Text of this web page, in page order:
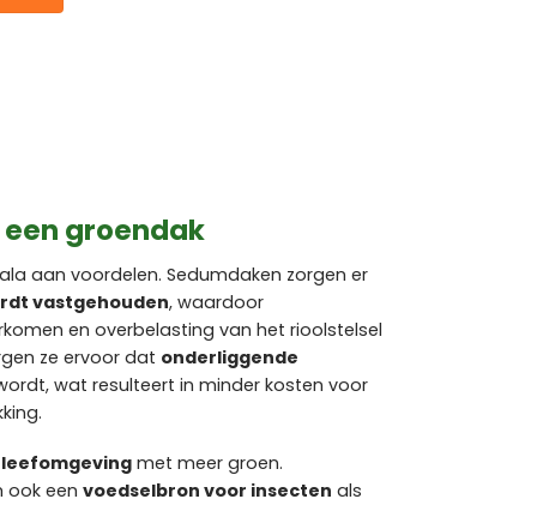
groendak
aan voordelen. Sedumdaken zorgen er
vastgehouden, waardoor
en overbelasting van het rioolstelsel
ze ervoor dat onderliggende
wat resulteert in minder kosten voor
met meer groen.
ook een voedselbron voor insecten als